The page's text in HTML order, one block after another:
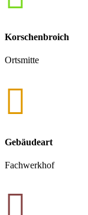
Korschenbroich
Ortsmitte

Gebäudeart
Fachwerkhof